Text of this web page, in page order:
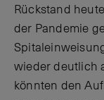
Rückstand
der Pandemie
wieder deutlich
könnten den